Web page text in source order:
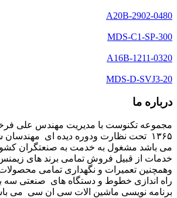
A20B-2902-0480
MDS-C1-SP-300
A16B-1211-0320
MDS-D-SVJ3-20
درباره ما
مجموعه تکنوست با مدیریت مهندس علی
۱۳۶۵ تحت نظارت ودوره دیده ای
می باشد مشغول به خدمت به صنعتگران
خدمات از قبیل فروش تمامی برند های
وهمچنین تعمیرات و نگهداری تمامی
راه اندازی خطوط و دستگاه های صنعتی سه
برنامه نویسی ماشین الات سی ان سی می